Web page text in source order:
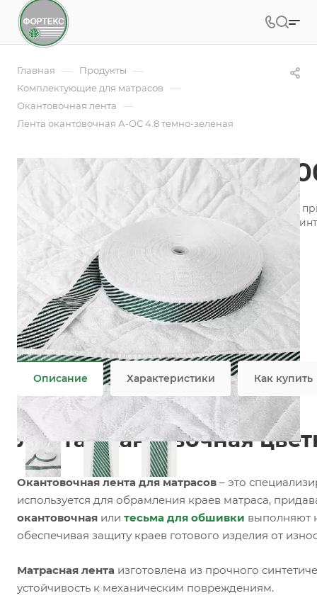
Главная — Продукты —
Комплектующие для матрасов —
Окантовочная лента —
Лента окантовочная А-ОС 4.8 темно-зеленая
Лента окантовочная А-
Лента окантовочная - это необходимая составляющая
производства, пошива аксессуаров для оформления
Подробности
Заказать
Задать вопрос
Возможны дополнительные опции
Не является публичной офертой
Описание Характеристики Как купить
Лента окантовочная
Окантовочная лента для матрасов – это
используется для обрамления краев матраса,
окантовочная или тесьма для обшивки выполняют
обеспечивая защиту краев готового изделия от
Матрасная лента изготовлена из прочного
устойчивость к механическим повреждениям.